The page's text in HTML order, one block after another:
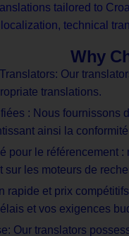
tailored to
, technical
Why
Our
translations.
: Nous fournissons
ainsi la
pour le référencement
sur les moteurs de
rapide et prix
et vos exigences
Our translators